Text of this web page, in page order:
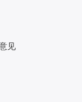
见